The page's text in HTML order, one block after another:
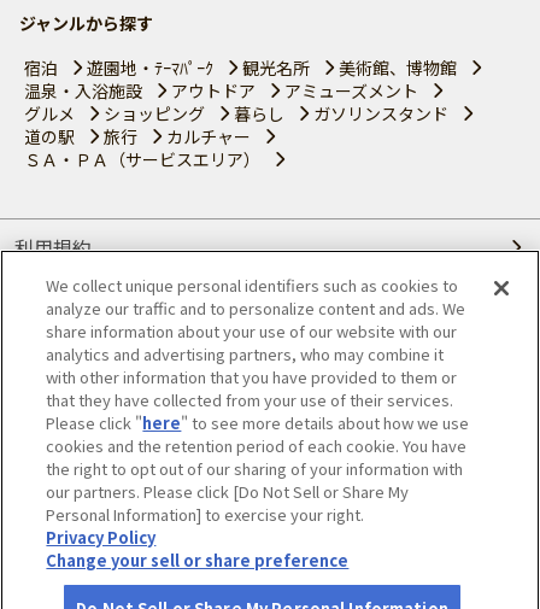
ジャンルから探す
宿泊
遊園地・ﾃｰﾏﾊﾟｰｸ 観光名所
美術館、博物館
温泉・入浴施設
アウトドア
アミューズメント
グルメ
ショッピング 暮らし
ガソリンスタンド
道の駅
旅行
カルチャー
ＳＡ・ＰＡ（サービスエリア）
利用規約
個人情報の取り扱いについて
会員優待サービスの提携をご検討の方へ
JAFホームページ
© JAPAN AUTOMOBILE FEDERATION. All rights reserved.
We collect unique personal identifiers such as cookies to
analyze our traffic and to personalize content and ads. We
share information about your use of our website with our
analytics and advertising partners, who may combine it
with other information that you have provided to them or
that they have collected from your use of their services.
Please click "here" to see more details about how we use
cookies and the retention period of each cookie. You have
the right to opt out of our sharing of your information with
our partners. Please click [Do Not Sell or Share My
Personal Information] to exercise your right.
Privacy Policy
Change your sell or share preference